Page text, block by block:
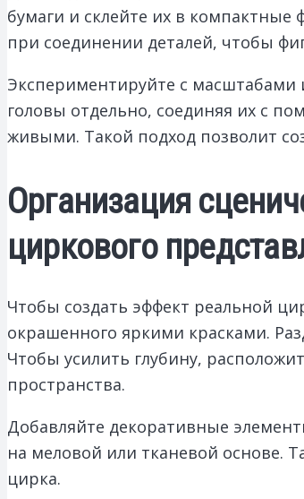
бумаги и склейте их в
при соединении деталей, чтобы
Экспериментируйте с масштабами
головы отдельно, соединяя их с
живыми. Такой подход позволит
Организация
циркового
Чтобы создать эффект реальной
окрашенного яркими красками.
Чтобы усилить глубину,
пространства.
Добавляйте декоративные
на меловой или тканевой основе.
цирка.